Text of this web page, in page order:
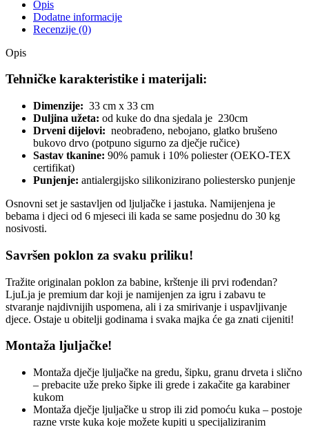
Opis
Dodatne informacije
Recenzije (0)
Opis
Tehničke karakteristike i materijali:
Dimenzije: 33 cm x 33 cm
Duljina užeta: od kuke do dna sjedala je 230cm
Drveni dijelovi: neobrađeno, nebojano, glatko brušeno
bukovo drvo (potpuno sigurno za dječje ručice)
Sastav tkanine: 90% pamuk i 10% poliester (OEKO-TEX
certifikat)
Punjenje: antialergijsko silikonizirano poliestersko punjenje
Osnovni set je sastavljen od ljuljačke i jastuka. Namijenjena je
bebama i djeci od 6 mjeseci ili kada se same posjednu do 30 kg
nosivosti.
Savršen poklon za svaku priliku!
Tražite originalan poklon za babine, krštenje ili prvi rođendan?
LjuLja je premium dar koji je namijenjen za igru i zabavu te
stvaranje najdivnijih uspomena, ali i za smirivanje i uspavljivanje
djece. Ostaje u obitelji godinama i svaka majka će ga znati cijeniti!
Montaža ljuljačke!
Montaža dječje ljuljačke na gredu, šipku, granu drveta i slično
– prebacite uže preko šipke ili grede i zakačite ga karabiner
kukom
Montaža dječje ljuljačke u strop ili zid pomoću kuka – postoje
razne vrste kuka koje možete kupiti u specijaliziranim